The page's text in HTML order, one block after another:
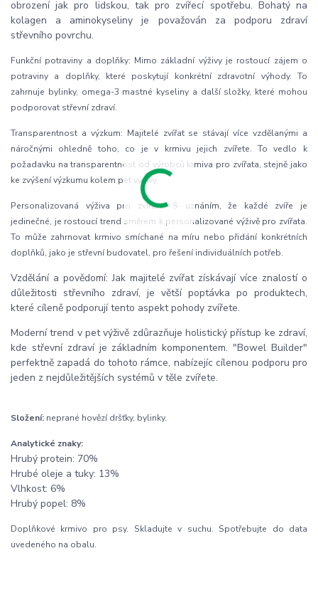
obrození jak pro lidskou, tak pro zvířecí spotřebu. Bohatý na
kolagen a aminokyseliny je považován za podporu zdraví
střevního povrchu.
Funkční potraviny a doplňky: Mimo základní výživy je rostoucí zájem o
potraviny a doplňky, které poskytují konkrétní zdravotní výhody. To
zahrnuje bylinky, omega-3 mastné kyseliny a další složky, které mohou
podporovat střevní zdraví.
Transparentnost a výzkum: Majitelé zvířat se stávají více vzdělanými a
náročnými ohledně toho, co je v krmivu jejich zvířete. To vedlo k
požadavku na transparentnost od výrobců krmiva pro zvířata, stejně jako
ke zvýšení výzkumu kolem pet výživy.
Personalizovaná výživa pro zvířata: S uznáním, že každé zvíře je
jedinečné, je rostoucí trend směrem k personalizované výživě pro zvířata.
To může zahrnovat krmivo smíchané na míru nebo přidání konkrétních
doplňků, jako je střevní budovatel, pro řešení individuálních potřeb.
Vzdělání a povědomí: Jak majitelé zvířat získávají více znalostí o
důležitosti střevního zdraví, je větší poptávka po produktech,
které cíleně podporují tento aspekt pohody zvířete.
Moderní trend v pet výživě zdůrazňuje holistický přístup ke zdraví,
kde střevní zdraví je základním komponentem. "Bowel Builder"
perfektně zapadá do tohoto rámce, nabízejíc cílenou podporu pro
jeden z nejdůležitějších systémů v těle zvířete.
Složení: neprané hovězí dršťky, bylinky.
Analytické znaky:
Hrubý protein: 70%
Hrubé oleje a tuky: 13%
Vlhkost: 6%
Hrubý popel: 8%
Doplňkové krmivo pro psy. Skladujte v suchu. Spotřebujte do data
uvedeného na obalu.